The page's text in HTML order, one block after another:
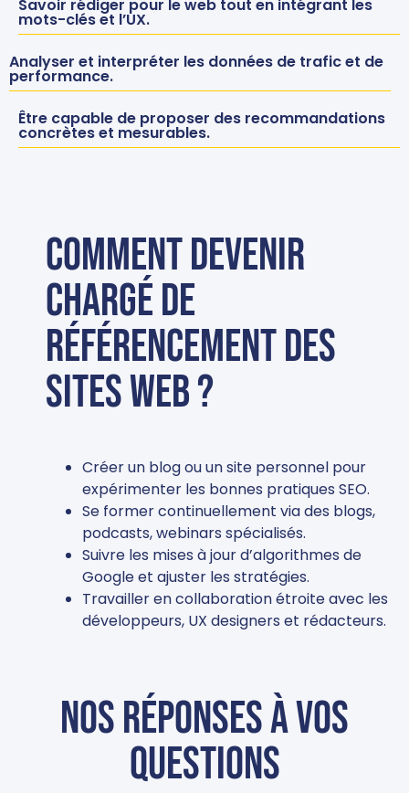
Savoir rédiger pour le web tout en intégrant les
mots-clés et l’UX.
Analyser et interpréter les données de trafic et de
performance.
Être capable de proposer des recommandations
concrètes et mesurables.
Comment devenir
Chargé de
référencement des
sites web ?
Créer un blog ou un site personnel pour
expérimenter les bonnes pratiques SEO.
Se former continuellement via des blogs,
podcasts, webinars spécialisés.
Suivre les mises à jour d’algorithmes de
Google et ajuster les stratégies.
Travailler en collaboration étroite avec les
développeurs, UX designers et rédacteurs.
Nos réponses à vos
questions